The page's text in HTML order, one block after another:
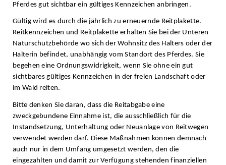
Pferdes gut sichtbar ein gültiges Kennzeichen anbringen.
Gültig wird es durch die jährlich zu erneuernde Reitplakette.
Reitkennzeichen und Reitplakette erhalten Sie bei der Unteren
Naturschutzbehörde wo sich der Wohnsitz des Halters oder der
Halterin befindet, unabhängig vom Standort des Pferdes. Sie
begehen eine Ordnungswidrigkeit, wenn Sie ohne ein gut
sichtbares gültiges Kennzeichen in der freien Landschaft oder
im Wald reiten.
Bitte denken Sie daran, dass die Reitabgabe eine
zweckgebundene Einnahme ist, die ausschließlich für die
Instandsetzung, Unterhaltung oder Neuanlage von Reitwegen
verwendet werden darf. Diese Maßnahmen können demnach
auch nur in dem Umfang umgesetzt werden, den die
eingezahlten und damit zur Verfügung stehenden finanziellen